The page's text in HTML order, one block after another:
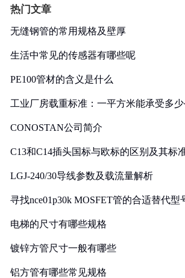
热门文章
无缝钢管的常用规格及壁厚
生活中常见的传感器有哪些呢
PE100管材的含义是什么
工业厂房载重标准：一平方米能承受多
CONOSTAN公司简介
C13和C14插头国标与欧标的区别及其标
LGJ-240/30导线参数及载流量解析
寻找nce01p30k MOSFET管的合适替代型
电梯的尺寸有哪些规格
镀锌方管尺寸一般有哪些
铝方管有哪些常见规格